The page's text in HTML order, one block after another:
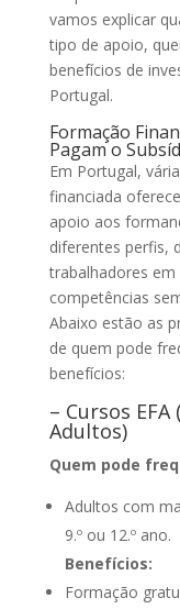
vamos explicar
tipo de apoio,
benefícios de
Portugal.
Formação
Pagam o
Em Portugal,
financiada
apoio aos
diferentes perfis,
trabalhadores
competências
Abaixo estão as
de quem pode
benefícios:
– Cursos
Adultos)
Quem pode
Adultos com
9.º ou 12.º ano.
Benefícios:
Formação